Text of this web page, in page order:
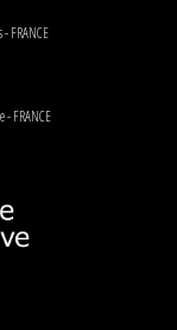
FRANCE
FRANCE